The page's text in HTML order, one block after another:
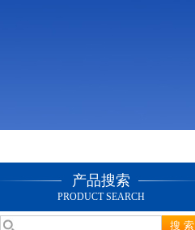
产品搜索
PRODUCT SEARCH